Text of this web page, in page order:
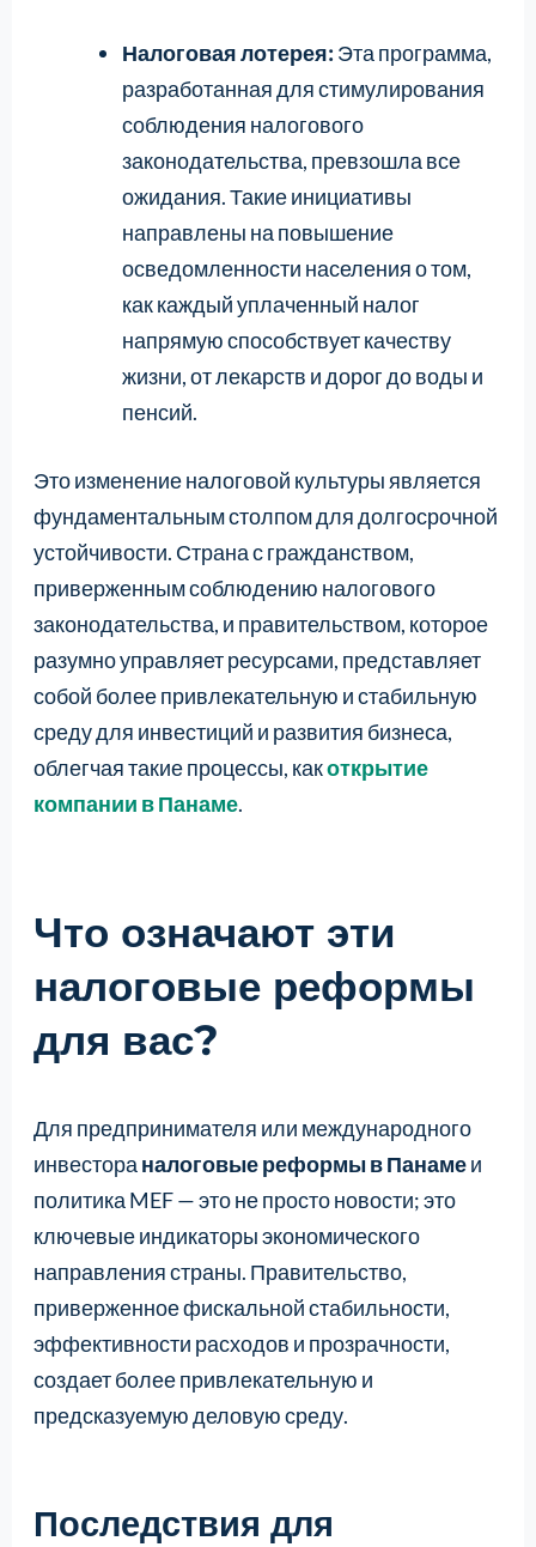
Налоговая лотерея: Эта программа,
разработанная для стимулирования
соблюдения налогового
законодательства, превзошла все
ожидания. Такие инициативы
направлены на повышение
осведомленности населения о том,
как каждый уплаченный налог
напрямую способствует качеству
жизни, от лекарств и дорог до воды и
пенсий.
Это изменение налоговой культуры является
фундаментальным столпом для долгосрочной
устойчивости. Страна с гражданством,
приверженным соблюдению налогового
законодательства, и правительством, которое
разумно управляет ресурсами, представляет
собой более привлекательную и стабильную
среду для инвестиций и развития бизнеса,
облегчая такие процессы, какоткрытие
компании в Панаме.
Что означают эти
налоговые реформы
для вас?
Для предпринимателя или международного
инвестораналоговые реформы в Панамеи
политика MEF — это не просто новости; это
ключевые индикаторы экономического
направления страны. Правительство,
приверженное фискальной стабильности,
эффективности расходов и прозрачности,
создает более привлекательную и
предсказуемую деловую среду.
Последствия для